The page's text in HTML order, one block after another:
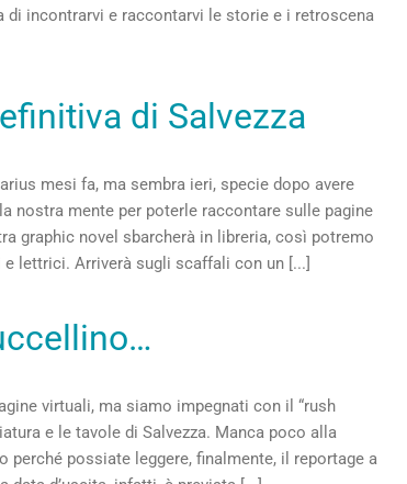
di incontrarvi e raccontarvi le storie e i retroscena
di Salvezza
mesi fa, ma sembra ieri, specie dopo avere
nostra mente per poterle raccontare sulle pagine
graphic novel sbarcherà in libreria, così potremo
lettrici. Arriverà sugli scaffali con un [...]
virtuali, ma siamo impegnati con il “rush
e le tavole di Salvezza. Manca poco alla
perché possiate leggere, finalmente, il reportage a